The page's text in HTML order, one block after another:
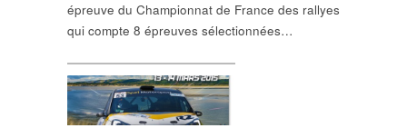
épreuve du Championnat de France des rallyes
qui compte 8 épreuves sélectionnées…